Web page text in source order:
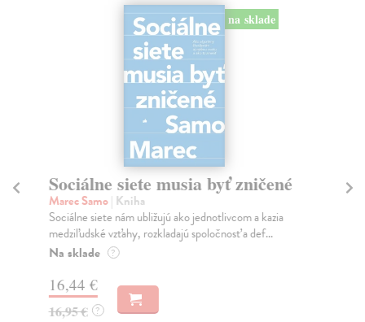
na sklade
Sociálne siete musia byť zničené
Marec Samo| Kniha
Sociálne siete nám ubližujú ako jednotlivcom a kazia
medziľudské vzťahy, rozkladajú spoločnosť a def...
Na sklade ?
16,44 €
16,95 € ?